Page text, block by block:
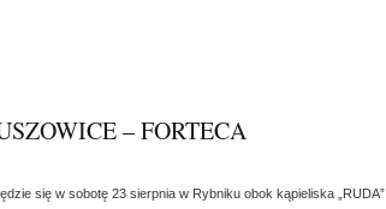
– FORTECA
się w sobotę 23 sierpnia w Rybniku obok kąpieliska „RUDA”.